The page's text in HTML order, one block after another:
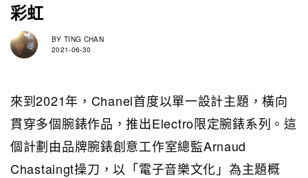
彩虹
BY TING CHAN
2021-06-30
來到2021年，Chanel首度以單一設計主題，橫向
貫穿多個腕錶作品，推出Electro限定腕錶系列。這
個計劃由品牌腕錶創意工作室總監Arnaud
Chastaingt操刀，以「電子音樂文化」為主題概